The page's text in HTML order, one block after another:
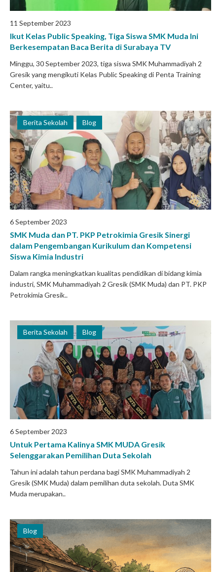
11 September 2023
Ikut Kelas Public Speaking, Tiga Siswa SMK Muda Ini
Berkesempatan Baca Berita di Surabaya TV
Minggu, 30 September 2023, tiga siswa SMK Muhammadiyah 2
Gresik yang mengikuti Kelas Public Speaking di Penta Training
Center, yaitu..
Berita Sekolah Blog
6 September 2023
SMK Muda dan PT. PKP Petrokimia Gresik Sinergi
dalam Pengembangan Kurikulum dan Kompetensi
Siswa Kimia Industri
Dalam rangka meningkatkan kualitas pendidikan di bidang kimia
industri, SMK Muhammadiyah 2 Gresik (SMK Muda) dan PT. PKP
Petrokimia Gresik..
Berita Sekolah Blog
6 September 2023
Untuk Pertama Kalinya SMK MUDA Gresik
Selenggarakan Pemilihan Duta Sekolah
Tahun ini adalah tahun perdana bagi SMK Muhammadiyah 2
Gresik (SMK Muda) dalam pemilihan duta sekolah. Duta SMK
Muda merupakan..
Blog